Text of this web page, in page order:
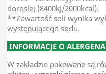
dorosłej (8400kJ/2000kcal).
**Zawartość soli wynika
występującego sodu.
INFORMACJE O
W zakładzie pakowane są